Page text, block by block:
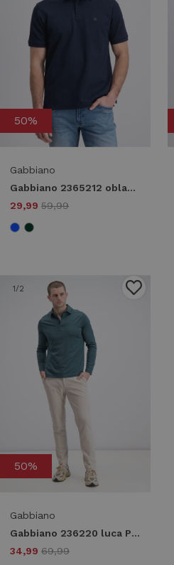
50%
Gabbiano
Gabbiano 2365212 oblak Poloshirts 301 navy
29,99 59,99
1/2
50%
Gabbiano
Gabbiano 236220 luca Poloshirts 5001 forest green
34,99 69,99